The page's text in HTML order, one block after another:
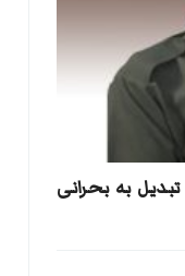
به بحرانی